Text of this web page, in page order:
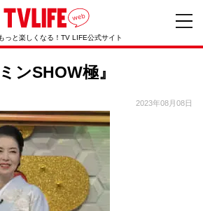
っと楽しくなる！TV LIFE公式サイト
ンSHOW極』
2023年08月08日